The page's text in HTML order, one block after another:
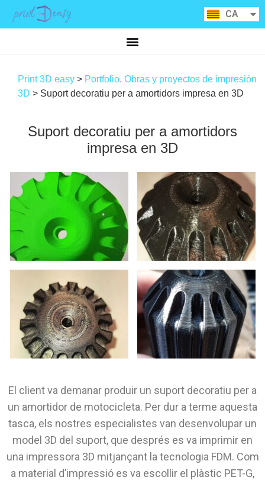
CA
ES
RU
Print 3D easy > Portfolio. Obras y proyectos de impresión
3D > Suport decoratiu per a amortidors impresa en 3D
Suport decoratiu per a amortidors
impresa en 3D
El client va demanar produir un suport decoratiu per a
un amortidor de motocicleta. Per dur a terme aquesta
tasca, els nostres especialistes van desenvolupar un
model 3D del suport, que després es va imprimir en
una impressora 3D mitjançant la tecnologia FDM. Com
a material d’impressió es va escollir el plàstic PET-G,